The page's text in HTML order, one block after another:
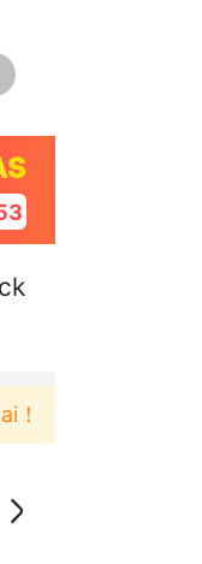
Pengguna baru